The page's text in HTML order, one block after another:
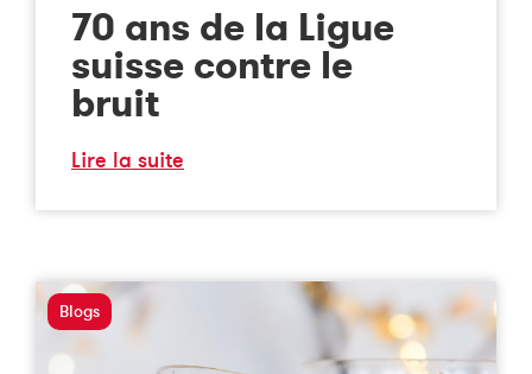
70 ans de la Ligue
suisse contre le
bruit
Lire la suite
Blogs